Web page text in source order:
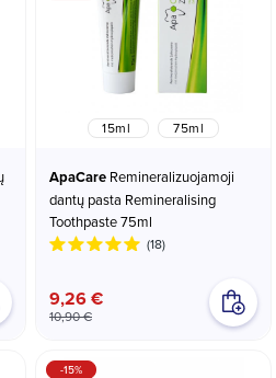
15ml 75ml
ApaCare
dantų pasta Remineralising
Toothpaste 75ml
(18)
9,26 €
10,90 €
-15%